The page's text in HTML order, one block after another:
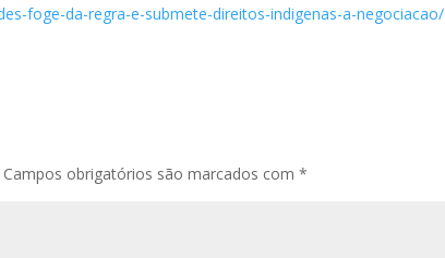
foge-da-regra-e-submete-direitos-indigenas-a-negociacao/
Campos obrigatórios são marcados com*